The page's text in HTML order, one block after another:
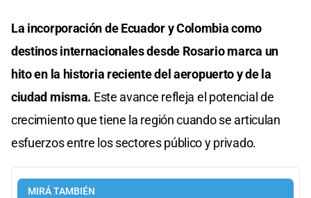
La incorporación de Ecuador y Colombia como
destinos internacionales desde Rosario marca un
hito en la historia reciente del aeropuerto y de la
ciudad misma. Este avance refleja el potencial de
crecimiento que tiene la región cuando se articulan
esfuerzos entre los sectores público y privado.
MIRÁ TAMBIÉN